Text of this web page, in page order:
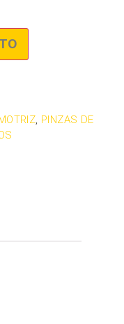
, PINZAS DE